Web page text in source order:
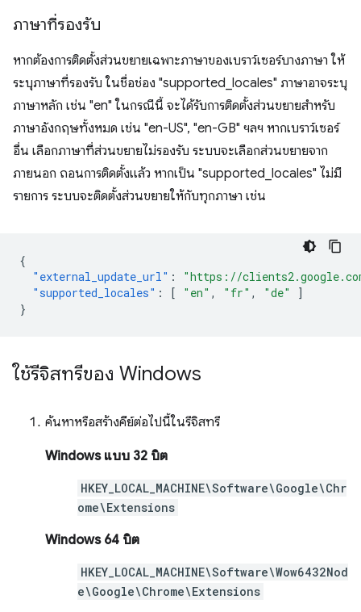
ภาษาที่รองรับ
หากต้องการติดตั้งส่วนขยายเฉพาะภาษาของเบราว์เซอร์บางภาษา ให้
ระบุภาษาที่รองรับ ในชื่อช่อง "supported_locales" ภาษาอาจระบุ
ภาษาหลัก เช่น "en" ในกรณีนี้ จะได้รับการติดตั้งส่วนขยายสำหรับ
ภาษาอังกฤษทั้งหมด เช่น "en-US", "en-GB" ฯลฯ หากเบราว์เซอร์
อื่น เลือกภาษาที่ส่วนขยายไม่รองรับ ระบบจะเลือกส่วนขยายจาก
ภายนอก ถอนการติดตั้งแล้ว หากเป็น "supported_locales" ไม่มี
รายการ ระบบจะติดตั้งส่วนขยายให้กับทุกภาษา เช่น
{
"external_update_url" :
"https://
"supported_locales" : [ "en" , "fr" , "de"
]
}
ใช้รีจิสทรีของ Windows
ค้นหาหรือสร้างคีย์ต่อไปนี้ในรีจิสทรี
Windows แบบ 32 บิต
HKEY_LOCAL_MACHINE\Software\Google\Chr
ome\Extensions
Windows 64 บิต
HKEY_LOCAL_MACHINE\Software\Wow6432Nod
e\Google\Chrome\Extensions